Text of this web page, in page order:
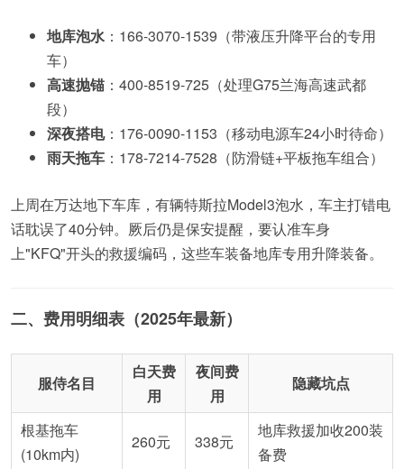
地库泡水 ：166-3070-1539（带液压升降平台的专用
车）
高速抛锚 ：400-8519-725（处理G75兰海高速武都
段）
深夜搭电：176-0090-1153（移动电源车24小时待命）
雨天拖车 ：178-7214-7528（防滑链+平板拖车组合）
上周在万达地下车库，有辆特斯拉Model3泡水，车主打错电
话耽误了40分钟。厥后仍是保安提醒，要认准车身
上"KFQ"开头的救援编码，这些车装备地库专用升降装备。
二、费用明细表（2025年最新）
服侍名目
白天费
用
夜间费
用
隐藏坑点
根基拖车
(10km内)
260元 338元
地库救援加收200装
备费